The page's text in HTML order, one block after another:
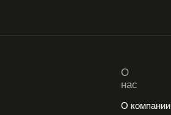
О
нас
О компании